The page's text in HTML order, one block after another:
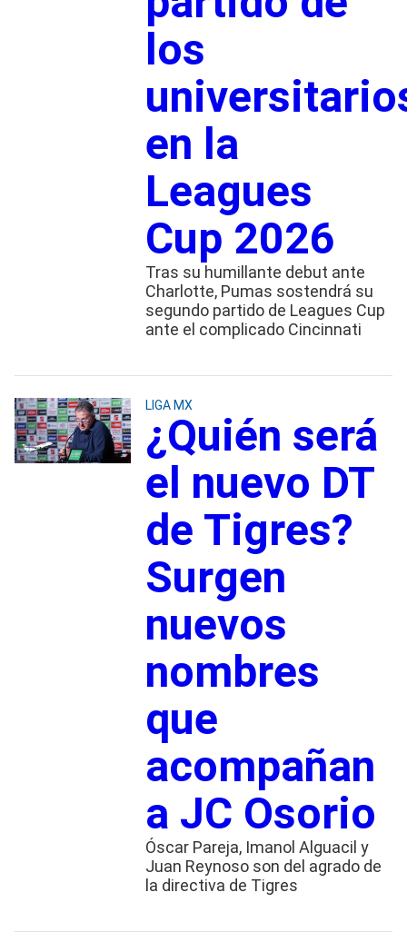
los
en la
Leagues
Cup 2026
Tras su humillante debut ante
Charlotte, Pumas sostendrá su
segundo partido de Leagues Cup
ante el complicado Cincinnati
LIGA MX
¿Quién será
el nuevo DT
de Tigres?
Surgen
nuevos
nombres
que
acompañan
a JC Osorio
Óscar Pareja, Imanol Alguacil y
Juan Reynoso son del agrado de
la directiva de Tigres